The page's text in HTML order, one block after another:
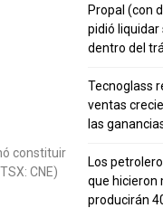
constituir
CNE)
Propal (con
pidió liquidar
dentro del
Tecnoglass
ventas
las
Los
que hicieron
producirán